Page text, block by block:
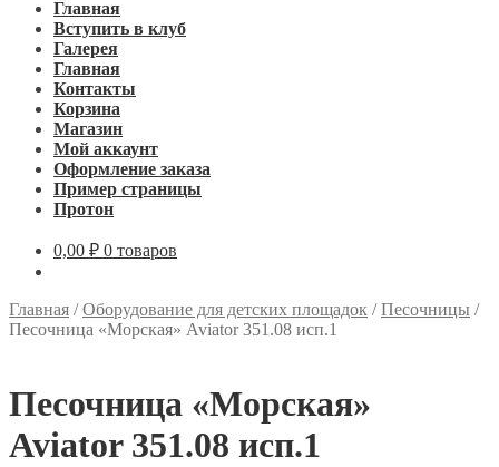
Главная
Вступить в клуб
Галерея
Главная
Контакты
Корзина
Магазин
Мой аккаунт
Оформление заказа
Пример страницы
Протон
0,00 ₽ 0 товаров
Главная /Оборудование для детских площадок /Песочницы /
Песочница «Морская» Aviator 351.08 исп.1
Песочница «Морская»
Aviator 351.08 исп.1